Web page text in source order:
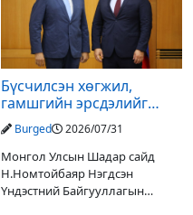
Бүсчилсэн хөгжил,
гамшгийн эрсдэлийг
бууруулах чиглэлээр
НҮБ-тай хамтын
ажиллагаагаа
өргөжүүлэхээр санал
солилцлоо
Burged 2026/07/31
Монгол Улсын Шадар сайд
Н.Номтойбаяр Нэгдсэн
Үндэстний Байгууллагын